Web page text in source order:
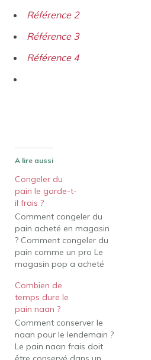
Référence 2
Référence 3
Référence 4
A lire aussi
Congeler du
pain le garde-t-
il frais ?
Comment congeler du
pain acheté en magasin
? Comment congeler du
pain comme un pro Le
magasin pop a acheté
dans le congélateur.
C'est ça! Enveloppez
fermement le pain fait
maison dans une
pellicule plastique,
comme Gladxae Press'n
Combien de
temps dure le
pain naan ?
Comment conserver le
naan pour le lendemain ?
Le pain naan frais doit